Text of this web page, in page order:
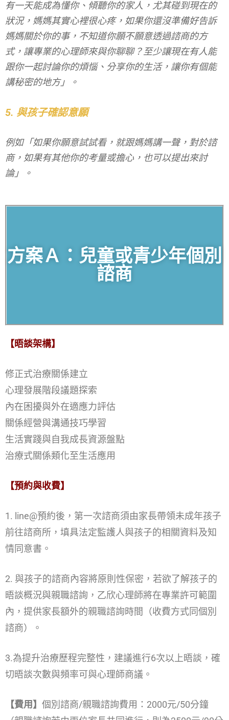
有一天能成為懂你、傾聽你的家人，尤其碰到現在的
狀況，媽媽其實心裡很心疼，如果你還沒準備好告訴
媽媽關於你的事，不知道你願不願意透過諮商的方
式，讓專業的心理師來與你聊聊？至少讓現在有人能
跟你一起討論你的煩惱、分享你的生活，讓你有個能
講秘密的地方」。
5. 與孩子確認意願
例如「如果你願意試試看，就跟媽媽講一聲，對於諮
商，如果有其他你的考量或擔心，也可以提出來討
論」。
方案Ａ：兒童或青少年個別
諮商
【晤談架構】
修正式治療關係建立
心理發展階段議題探索
內在困擾與外在適應力評估
關係經營與溝通技巧學習
生活實踐與自我成長資源盤點
治療式關係類化至生活應用
【預約與收費】
1. line@預約後，第一次諮商須由家長帶領未成年孩子
前往諮商所，填具法定監護人與孩子的相關資料及知
情同意書。
2. 與孩子的諮商內容將原則性保密，若欲了解孩子的
晤談概況與親職諮詢，乙欣心理師將在專業許可範圍
內，提供家長額外的親職諮詢時間（收費方式同個別
諮商）。
3.為提升治療歷程完整性，建議進行6次以上晤談，確
切晤談次數與頻率可與心理師商議。
【費用】 個別諮商/親職諮詢費用：2000元/50分鐘